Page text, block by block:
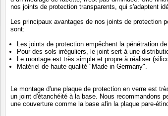
nos joints de protection transparents, qui s'adaptent
Les principaux avantages de nos joints de protection
sont:
Les joints de protection empêchent la pénétration
Pour des sols irréguliers, le joint sert à une
Le montage est très simple et propre à réaliser
Matériel de haute qualité "Made in Germany".
Le montage d'une plaque de protection en verre est
un joint d'étanchéité à la base. Nous recommandons
une couverture comme la base afin la plaque pare-